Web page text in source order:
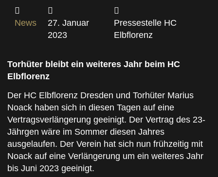
News
27. Januar
2023
Pressestelle HC
Elbflorenz
Torhüter bleibt ein weiteres Jahr beim HC
Elbflorenz
Der HC Elbflorenz Dresden und Torhüter Marius
Noack haben sich in diesen Tagen auf eine
Vertragsverlängerung geeinigt. Der Vertrag des 23-
Jährgen wäre im Sommer diesen Jahres
ausgelaufen. Der Verein hat sich nun frühzeitig mit
Noack auf eine Verlängerung um ein weiteres Jahr
bis Juni 2023 geeinigt.